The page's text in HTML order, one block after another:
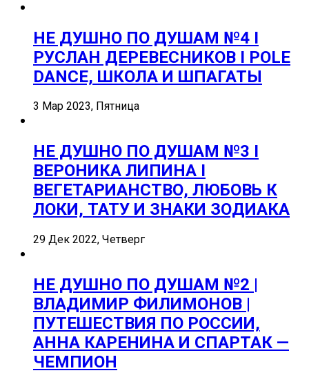
НЕ ДУШНО ПО ДУШАМ №4 I
РУСЛАН ДЕРЕВЕСНИКОВ I POLE
DANCE, ШКОЛА И ШПАГАТЫ
3 Мар 2023, Пятница
НЕ ДУШНО ПО ДУШАМ №3 I
ВЕРОНИКА ЛИПИНА I
ВЕГЕТАРИАНСТВО, ЛЮБОВЬ К
ЛОКИ, ТАТУ И ЗНАКИ ЗОДИАКА
29 Дек 2022, Четверг
НЕ ДУШНО ПО ДУШАМ №2 |
ВЛАДИМИР ФИЛИМОНОВ |
ПУТЕШЕСТВИЯ ПО РОССИИ,
АННА КАРЕНИНА И СПАРТАК —
ЧЕМПИОН